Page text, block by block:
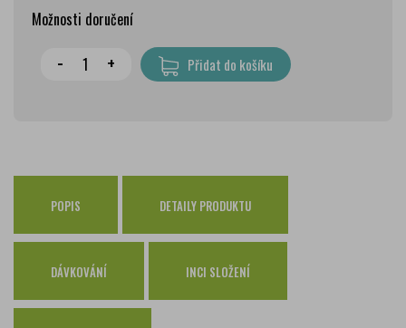
Možnosti doručení
Wolt doprava
zdarma
79 Kč
Osobní odběr Pražákova
zdarma
Osobní odběr Kounicova
Česká pošta
zdarma
PPL
GLS
zdarma
- + Přidat do košíku
POPIS DETAILY PRODUKTU
DÁVKOVÁNÍ INCI SLOŽENÍ